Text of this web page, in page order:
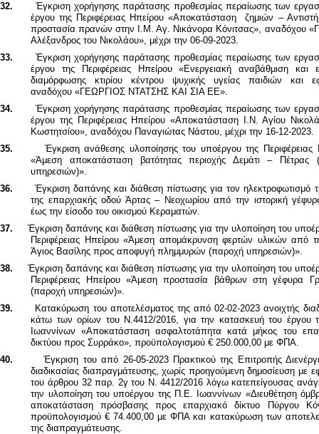
Έγκριση χορήγησης παράτασης προθεσμίας περαίωσης των
έργου της Περιφέρειας Ηπείρου «Αποκατάσταση ζημιών –
προστασία πρανών στην Ι.Μ. Αγ. Νικάνορα Κόνιτσας», αναδόχου
Αλέξανδρος του Νικολάου», μέχρι την 06-09-2023.
Έγκριση χορήγησης παράτασης προθεσμίας περαίωσης των
έργουτης Περιφέρειας Ηπείρου «Ενεργειακή αναβάθμιση και
διαμόρφωσης κτιρίου κέντρου ψυχικής υγείας παιδιών και
αναδόχου «ΓΕΩΡΓΙΟΣ ΝΤΑΤΣΗΣ ΚΑΙ ΣΙΑ ΕΕ».
Έγκριση χορήγησης παράτασης προθεσμίας περαίωσης των
έργου της Περιφέρειας Ηπείρου «Αποκατάσταση Ι.Ν. Αγίου
Κωστητσίου», αναδόχου Παναγιώτας Νάστου, μέχρι την 16-12-2023.
Έγκριση ανάθεσης υλοποίησης του υποέργου της Περιφέρειας
«Άμεση αποκατάσταση βατότητας περιοχής Δεμάτι – Πέτρας
υπηρεσιών)».
Έγκριση δαπάνης και διάθεση πίστωσης για τoν ηλεκτροφωτισμό
της επαρχιακής οδού Άρτας – Νεοχωρίου από την ιστορική
έως την είσοδο του οικισμού Κεραματών.
Έγκριση δαπάνης και διάθεση πίστωσης για την υλοποίηση του
Περιφέρειας Ηπείρου «Άμεση απομάκρυνση φερτών υλικών από
Άγιος Βασίλης προς αποφυγή πλημμυρών (παροχή υπηρεσιών)».
Έγκριση δαπάνης και διάθεση πίστωσης για την υλοποίηση του
Περιφέρειας Ηπείρου «Άμεση προστασία βάθρων στη γέφυρα
(παροχή υπηρεσιών)».
Κατακύρωση του αποτελέσματος της από 02-02-2023 ανοιχτής
κάτω των ορίων του Ν.4412/2016, για την κατασκευή του έργου
Ιωαννίνων «Αποκατάσταση ασφαλτοτάπητα κατά μήκος του
δικτύου προς Συρράκο», προϋπολογισμού € 250.000,00 με ΦΠΑ.
Έγκριση του από 26-05-2023 Πρακτικού της Επιτροπής
διαδικασίας διαπραγμάτευσης, χωρίς προηγούμενη δημοσίευσημε
του άρθρου 32 παρ. 2γ του Ν. 4412/2016 λόγω κατεπείγουσας
την υλοποίηση του υποέργου της Π.Ε. Ιωαννίνων «Διευθέτηση
αποκατάσταση πρόσβασης προς επαρχιακό δίκτυο Πύργου
προϋπολογισμού € 74.400,00 με ΦΠΑκαι κατακύρωση των
της διαπραγμάτευσης.